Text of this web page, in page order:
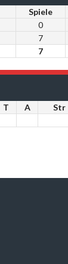
Spiele
0
7
7
T A Str